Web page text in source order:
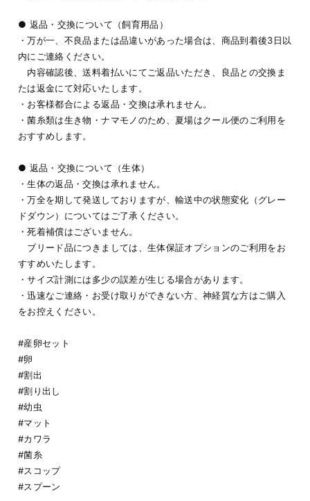
● 返品・交換について（飼育用品）
・万が一、不良品または品違いがあった場合は、商品到着後3日以
内にご連絡ください。
内容確認後、送料着払いにてご返品いただき、良品との交換ま
たは返金にて対応いたします。
・お客様都合による返品・交換は承れません。
・菌糸類は生き物・ナマモノのため、夏場はクール便のご利用を
おすすめします。
● 返品・交換について（生体）
・生体の返品・交換は承れません。
・万全を期して発送しておりますが、輸送中の状態変化（グレー
ドダウン）についてはご了承ください。
・死着補償はございません。
ブリード品につきましては、生体保証オプションのご利用をお
すすめいたします。
・サイズ計測には多少の誤差が生じる場合があります。
・迅速なご連絡・お受け取りができない方、神経質な方はご購入
をお控えください。
#産卵セット
#卵
#割出
#割り出し
#幼虫
#マット
#カワラ
#菌糸
#スコップ
#スプーン